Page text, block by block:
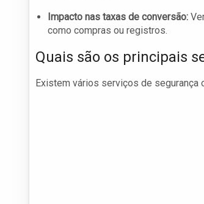
Impacto nas taxas de conversão:
como compras ou registros.
Quais são os principais
Existem vários serviços de